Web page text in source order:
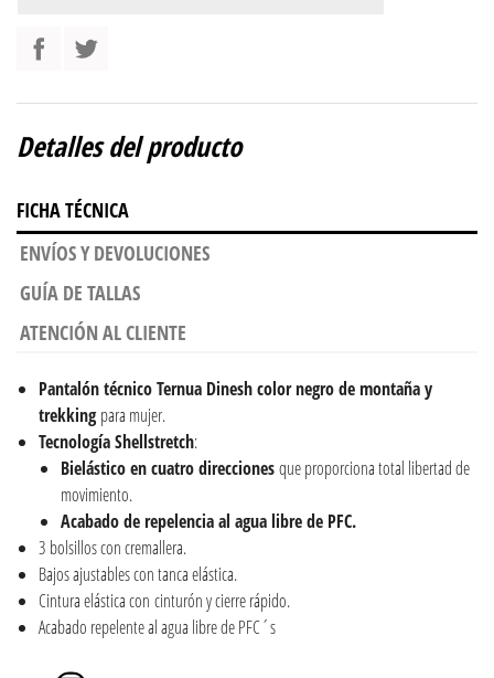
Detalles del producto
FICHA TÉCNICA
ENVÍOS Y DEVOLUCIONES
GUÍA DE TALLAS
ATENCIÓN AL CLIENTE
Pantalón técnico Ternua Dinesh color negro de montaña y
trekkingpara mujer.
Tecnología Shellstretch:
Bielástico en cuatro direccionesque proporciona total libertad de
movimiento.
Acabado de repelencia al agua libre de PFC.
3 bolsillos con cremallera.
Bajos ajustables con tanca elástica.
Cintura elástica con cinturón y cierre rápido.
Acabado repelente al agua libre de PFC´s